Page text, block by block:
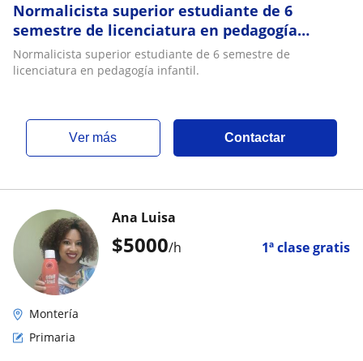
Normalicista superior estudiante de 6
semestre de licenciatura en pedagogía
infantil
Normalicista superior estudiante de 6 semestre de
licenciatura en pedagogía infantil.
ver más Contactar
$5000/h 1ª clase gratis
Ana Luisa
Montería
Primaria